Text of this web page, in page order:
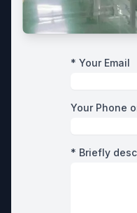
* Your Email
Your Phone
* Briefly